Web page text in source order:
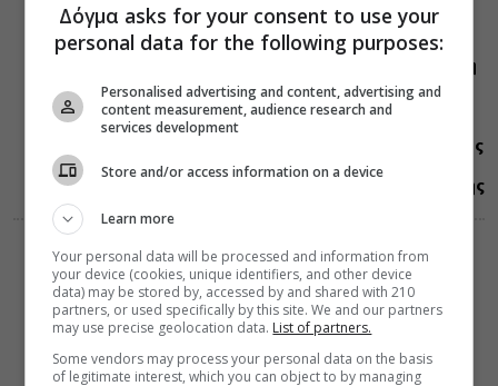
ΕΟΡΤΟΛΟΓΙΟ
06 Αυγούστου 2026
9:35
Μεταμόρφωση
του Σωτήρος:
Ποιο είναι το
μεγάλης εορτής
της
Χριστιανοσύνης
ΔΙΑΛΟΓΟΣ
06 Αυγούστου 2026
9:12
Ορθόδοξοι,
όμως και
Δόγμα asks for your consent to use your
personal data for the following purposes:
Personalised advertising and content, advertising and
content measurement, audience research and
services development
Store and/or access information on a device
Learn more
Your personal data will be processed and information from
your device (cookies, unique identifiers, and other device
data) may be stored by, accessed by and shared with 210
partners, or used specifically by this site. We and our partners
may use precise geolocation data. List of partners.
Some vendors may process your personal data on the basis
of legitimate interest, which you can object to by managing